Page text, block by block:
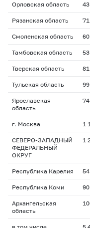
Орловская область
Рязанская область
Смоленская область
Тамбовская область
Тверская область
Тульская область
Ярославская
область
г. Москва 1
СЕВЕРО-ЗАПАДНЫЙ
ФЕДЕРАЛЬНЫЙ
ОКРУГ
1
Республика Карелия
Республика Коми
Архангельская
область